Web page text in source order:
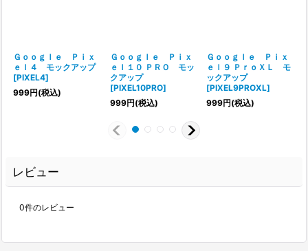
Ｇｏｏｇｌｅ Ｐｉｘ
ｅｌ４ モックアップ
[PIXEL4]
999円(税込)
Ｇｏｏｇｌｅ Ｐｉｘ
ｅｌ１０ ＰＲＯ モッ
クアップ
[PIXEL10PRO]
999円(税込)
Ｇｏｏｇｌｅ Ｐｉｘ
ｅｌ９ ＰｒｏＸＬ モ
ックアップ
[PIXEL9PROXL]
999円(税込)
レビュー
0件のレビュー